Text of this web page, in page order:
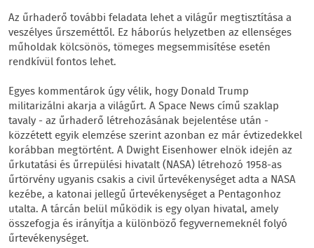
Az űrhaderő további feladata lehet a világűr megtisztítása a
veszélyes űrszeméttől. Ez háborús helyzetben az ellenséges
műholdak kölcsönös, tömeges megsemmisítése esetén
rendkívül fontos lehet.
Egyes kommentárok úgy vélik, hogy Donald Trump
militarizálni akarja a világűrt. A Space News című szaklap
tavaly - az űrhaderő létrehozásának bejelentése után -
közzétett egyik elemzése szerint azonban ez már évtizedekkel
korábban megtörtént. A Dwight Eisenhower elnök idején az
űrkutatási és űrrepülési hivatalt (NASA) létrehozó 1958-as
űrtörvény ugyanis csakis a civil űrtevékenységet adta a NASA
kezébe, a katonai jellegű űrtevékenységet a Pentagonhoz
utalta. A tárcán belül működik is egy olyan hivatal, amely
összefogja és irányítja a különböző fegyvernemeknél folyó
űrtevékenységet.